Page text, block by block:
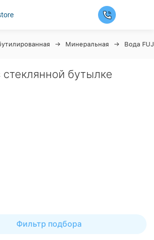
Минеральная Вода
стеклянной бутылке
Фильтр подбора